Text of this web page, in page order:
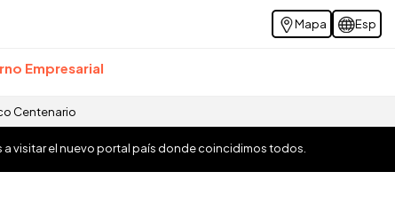
Mapa Esp
Empresarial
Centenario
a visitar el nuevo portal país donde coincidimos todos.